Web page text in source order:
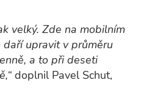
velký. Zde na mobilním
upravit v průměru
a to při deseti
doplnil Pavel Schut,